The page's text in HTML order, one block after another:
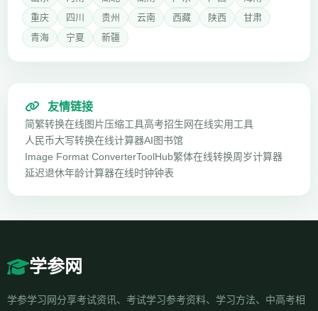
重庆
四川 贵州 云南 西藏 陕西
甘肃
青海
宁夏 新疆
友情链接
简繁转换在线图片压缩工具高考招生网在线实用工具
人民币大写转换在线计算器AI图书馆
Image Format ConverterToolHub繁体在线转换周岁计算器
延迟退休年龄计算器在线时钟钟表
学参网
学参学习网分享考试资讯、考试学习参考资料、学习方法、中高考相